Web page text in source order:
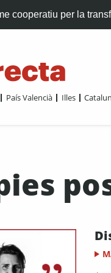
cooperatiu per la
País Valencià Illes